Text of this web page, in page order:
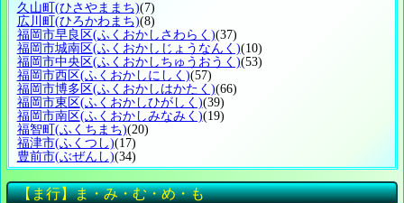
久山町 (ひさやままち)(7)
広川町 (ひろかわまち)(8)
福岡市早良区(ふくおかしさわらく)(37)
福岡市城南区(ふくおかしじょうなんく)(10)
福岡市中央区(ふくおかしちゅうおうく)(53)
福岡市西区(ふくおかしにしく)(57)
福岡市博多区(ふくおかしはかたく)(66)
福岡市東区(ふくおかしひがしく)(39)
福岡市南区(ふくおかしみなみく)(19)
福智町 (ふくちまち)(20)
福津市(ふくつし)(17)
豊前市(ぶぜんし)(34)
【ま行】ま・み・む・め・も